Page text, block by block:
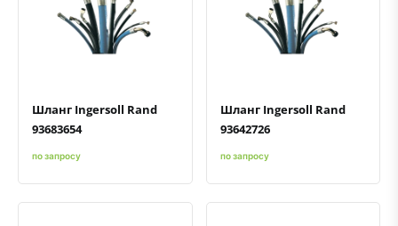
Быстрый просмотрДобавить к сравнению
Добавить в избранное
Шланг Ingersoll Rand
93683654
по запросу
Быстрый просмотрДобавить к сравнению
Добавить в избранное
Шланг Ingersoll Rand
93642726
по запросу